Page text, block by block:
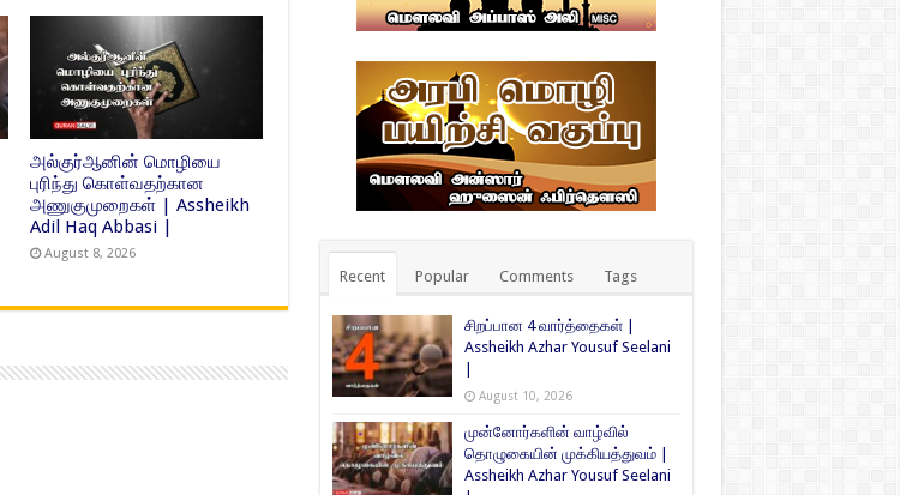
அல்குர்ஆனின் மொழியை
புரிந்து கொள்வதற்கான
அணுகுமுறைகள் | Assheikh
Adil Haq Abbasi |
August 8, 2026
Recent Popular Comments Tags
சிறப்பான 4 வார்த்தைகள் |
Assheikh Azhar Yousuf Seelani
August 10, 2026
முன்னோர்களின் வாழ்வில்
தொழுகையின் முக்கியத்துவம் |
Assheikh Azhar Yousuf Seelani